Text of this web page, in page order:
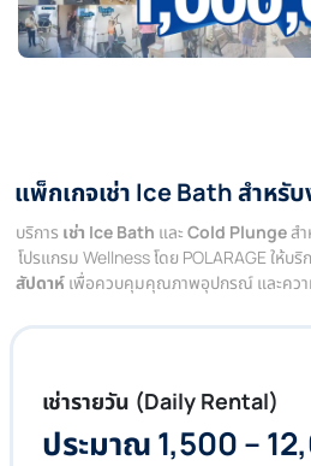
แพ็กเกจเช่า Ice Bath สำหรั
บริการ เช่า Ice Bath และ Cold Plunge ส
โปรแกรม Wellness โดย POLARAGE ให้บริ
สัปดาห์เพื่อควบคุมคุณภาพอุปกรณ์ และควา
เช่ารายวัน (Daily Rental)
ประมาณ 1,500 –